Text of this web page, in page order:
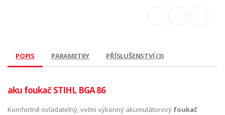
POPIS PARAMETRY PŘÍSLUŠENSTVÍ (3)
aku foukač STIHL BGA 86
Komfortně ovladatelný, velmi výkonný akumulátorový foukač